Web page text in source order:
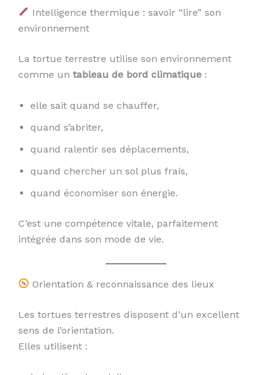
Intelligence thermique : savoir “lire” son
environnement
La tortue terrestre utilise son environnement
comme un tableau de bord climatique :
elle sait quand se chauffer,
quand s’abriter,
quand ralentir ses déplacements,
quand chercher un sol plus frais,
quand économiser son énergie.
C’est une compétence vitale, parfaitement
intégrée dans son mode de vie.
Orientation & reconnaissance des lieux
Les tortues terrestres disposent d’un excellent
sens de l’orientation.
Elles utilisent :